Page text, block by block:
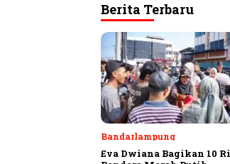
Berita Terbaru
Bandarlampung
Eva Dwiana Bagikan 10